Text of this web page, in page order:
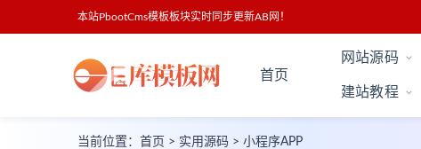
本站PbootCms模板板块实时同步更新AB网！
首页
网站源码
建站教程
当前位置： 首页 > 实用源码 > 小程序APP